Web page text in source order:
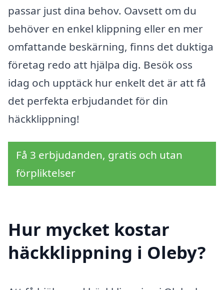
passar just dina behov. Oavsett om du
behöver en enkel klippning eller en mer
omfattande beskärning, finns det duktiga
företag redo att hjälpa dig. Besök oss
idag och upptäck hur enkelt det är att få
det perfekta erbjudandet för din
häckklippning!
Få 3 erbjudanden, gratis och utan
förpliktelser
Hur mycket kostar
häckklippning i Oleby?